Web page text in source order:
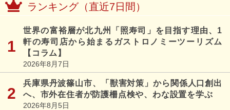
ランキング（直近7日間）
世界の富裕層が北九州「照寿司」を目指す理由、1
軒の寿司店から始まるガストロノミーツーリズム
【コラム】
2026年8月7日
兵庫県丹波篠山市、「獣害対策」から関係人口創出
へ、市外在住者が防護柵点検や、わな設置を学ぶ
2026年8月5日